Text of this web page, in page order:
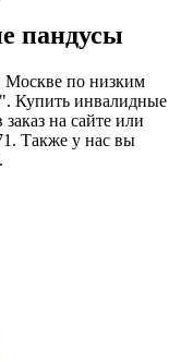
пандусы
Москве по низким
Купить инвалидные
на сайте или
Также у нас вы